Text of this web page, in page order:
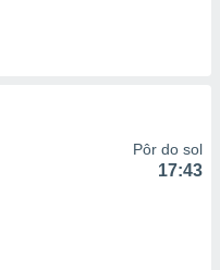
Pôr do sol
17:43